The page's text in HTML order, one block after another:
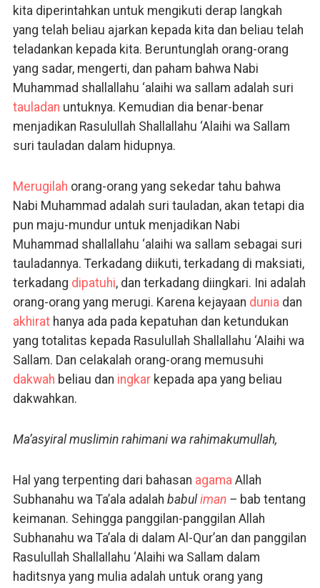
kita diperintahkan untuk mengikuti derap langkah
yang telah beliau ajarkan kepada kita dan beliau telah
teladankan kepada kita. Beruntunglah orang-orang
yang sadar, mengerti, dan paham bahwa Nabi
Muhammad shallallahu ‘alaihi wa sallam adalah suri
tauladan untuknya. Kemudian dia benar-benar
menjadikan Rasulullah Shallallahu ‘Alaihi wa Sallam
suri tauladan dalam hidupnya.
Merugilah orang-orang yang sekedar tahu bahwa
Nabi Muhammad adalah suri tauladan, akan tetapi dia
pun maju-mundur untuk menjadikan Nabi
Muhammad shallallahu ‘alaihi wa sallam sebagai suri
tauladannya. Terkadang diikuti, terkadang di maksiati,
terkadang dipatuhi, dan terkadang diingkari. Ini adalah
orang-orang yang merugi. Karena kejayaan dunia dan
akhirathanya ada pada kepatuhan dan ketundukan
yang totalitas kepada Rasulullah Shallallahu ‘Alaihi wa
Sallam. Dan celakalah orang-orang memusuhi
dakwah beliau dan ingkarkepada apa yang beliau
dakwahkan.
Ma’asyiral muslimin rahimani wa rahimakumullah,
Hal yang terpenting dari bahasan agamaAllah
Subhanahu wa Ta’ala adalah babul iman– bab tentang
keimanan. Sehingga panggilan-panggilan Allah
Subhanahu wa Ta’ala di dalam Al-Qur’an dan panggilan
Rasulullah Shallallahu ‘Alaihi wa Sallam dalam
haditsnya yang mulia adalah untuk orang yang